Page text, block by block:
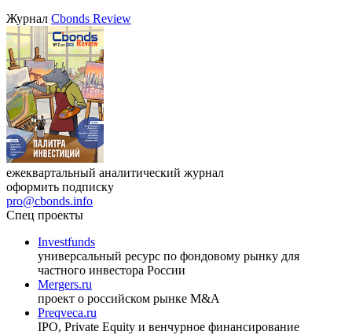
Журнал Cbonds Review
ежеквартальный аналитический журнал
оформить подписку
pro@cbonds.info
Спец проекты
Investfunds
универсальный ресурс по фондовому рынку для
частного инвестора России
Mergers.ru
проект о российском рынке M&A
Preqveca.ru
IPO, Private Equity и венчурное финансирование